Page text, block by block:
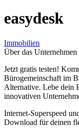
easydesk
Immobilien
Über das Unternehmen
Jetzt gratis testen!
Bürogemeinschaft im
Alternative. Lebe dein
innovativen
Internet-Superspeed
Download für deinen